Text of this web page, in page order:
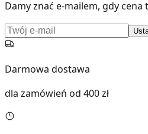
Damy znać e-mailem, gdy
Darmowa dostawa
dla zamówień od 400 zł